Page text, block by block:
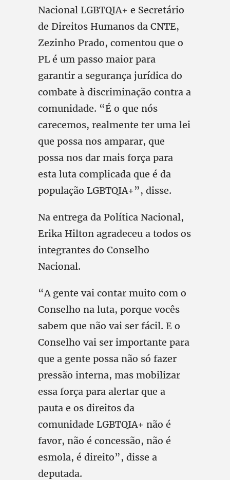
Nacional LGBTQIA+ e Secretário
de Direitos Humanos da CNTE,
Zezinho Prado, comentou que o
PL é um passo maior para
garantir a segurança jurídica do
combate à discriminação contra a
comunidade. “É o que nós
carecemos, realmente ter uma lei
que possa nos amparar, que
possa nos dar mais força para
esta luta complicada que é da
população LGBTQIA+”, disse.
Na entrega da Política Nacional,
Erika Hilton agradeceu a todos os
integrantes do Conselho
Nacional.
“A gente vai contar muito com o
Conselho na luta, porque vocês
sabem que não vai ser fácil. E o
Conselho vai ser importante para
que a gente possa não só fazer
pressão interna, mas mobilizar
essa força para alertar que a
pauta e os direitos da
comunidade LGBTQIA+ não é
favor, não é concessão, não é
esmola, é direito”, disse a
deputada.